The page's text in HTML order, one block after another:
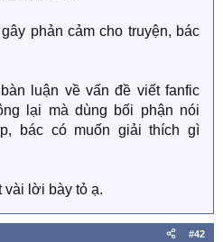
phản cảm cho truyện, bác
luận về vấn đề viết fanfic
lại mà dùng bối phận nói
bác có muốn giải thích gì
vài lời bày tỏ ạ.
#42